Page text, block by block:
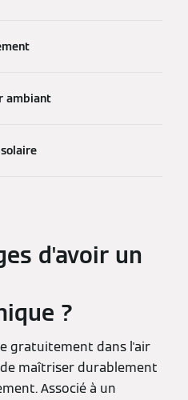
ambiant
d'avoir un
?
gratuitement dans l'air
maîtriser durablement
Associé à un